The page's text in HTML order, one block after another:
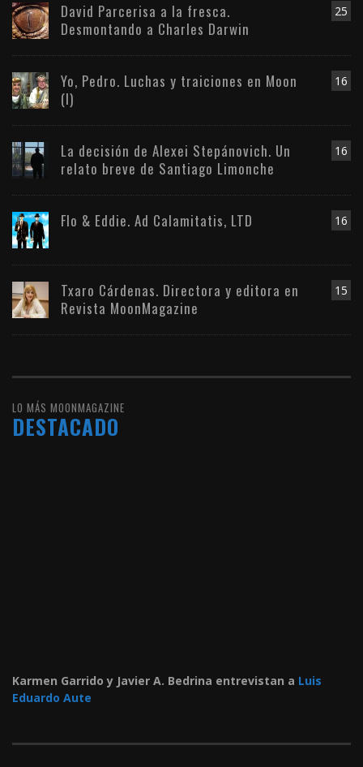
25
David Parcerisa a la fresca.
Desmontando a Charles Darwin
16
Yo, Pedro. Luchas y traiciones en Moon
(I)
16
La decisión de Alexei Stepánovich. Un
relato breve de Santiago Limonche
16
Flo & Eddie. Ad Calamitatis, LTD
15
Txaro Cárdenas. Directora y editora en
Revista MoonMagazine
LO MÁS MOONMAGAZINE
DESTACADO
Karmen Garrido y Javier A. Bedrina entrevistan a Luis
Eduardo Aute